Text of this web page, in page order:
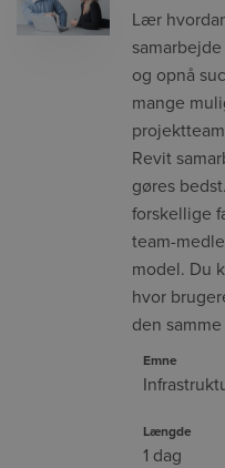
Lær
og opnå
mange
Revit
gøres
forskellige
team-
model. Du
hvor
den
Emne
Længde
1 dag